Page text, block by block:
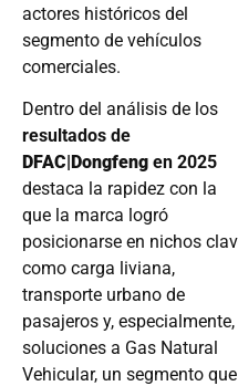
actores históricos del
segmento de vehículos
comerciales.
Dentro del análisis de los
resultados de
DFAC|Dongfeng en 2025
destaca la rapidez con la
que la marca logró
posicionarse en nichos
como carga liviana,
transporte urbano de
pasajeros y, especialmente,
soluciones a Gas Natural
Vehicular, un segmento que